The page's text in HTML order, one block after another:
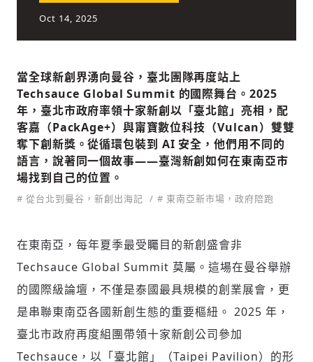
社會
人文
Oct 14, 2025
當全球新創界湧向曼谷，臺北團隊再度站上
Techsauce Global Summit 的國際舞台。2025
年，臺北市政府率領十家新創以「臺北館」亮相，配
客嘉（PackAge+）與甯寶數位科技（Vulcan）雙雙
奪下創新獎。從循環包裝到 AI 安全，他們用不同的
語言，說著同一個故事——臺灣新創如何在東南亞市
場找到自己的位置。
# 從台北到曼谷，新創出海記 # 東南亞新市場，政府陪跑
在東南亞，每年夏季最受矚目的新創盛會非
Techsauce Global Summit 莫屬。這場在曼谷舉辦
的國際級論壇，不僅是泰國最具規模的創業展會，更
是串聯東南亞各國新創生態的重要樞紐。 2025 年，
臺北市政府再度組團帶領十家新創公司參加
Techsauce，以「臺北館」（Taipei Pavilion）的形